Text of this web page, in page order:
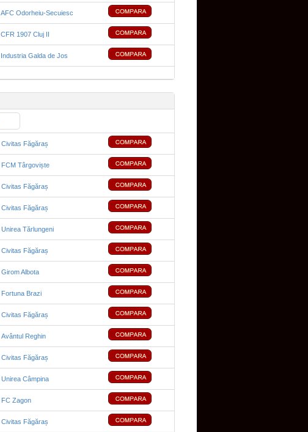
AFC Odorheiu-Secuiesc
CFR 1907 Cluj II
Industria Galda de Jos
Civitas Făgăraș
FCM Târgoviște
Civitas Făgăraș
Civitas Făgăraș
Unirea Tărlungeni
Civitas Făgăraș
Girom Albota
Fortuna Brazi
Civitas Făgăraș
Avântul Reghin
Civitas Făgăraș
Unirea Câmpina
FC Zagon
Civitas Făgăraș